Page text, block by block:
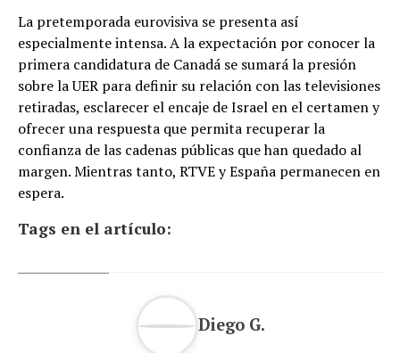
La pretemporada eurovisiva se presenta así
especialmente intensa. A la expectación por conocer la
primera candidatura de Canadá se sumará la presión
sobre la UER para definir su relación con las televisiones
retiradas, esclarecer el encaje de Israel en el certamen y
ofrecer una respuesta que permita recuperar la
confianza de las cadenas públicas que han quedado al
margen. Mientras tanto, RTVE y España permanecen en
espera.
Tags en el artículo:
Diego G.